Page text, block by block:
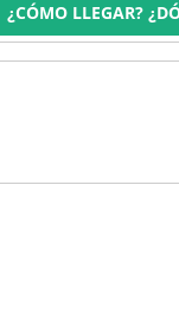
¿CÓMO LLEGAR?